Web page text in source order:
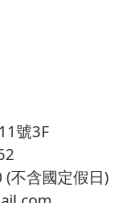
號3F
不含國定假日)